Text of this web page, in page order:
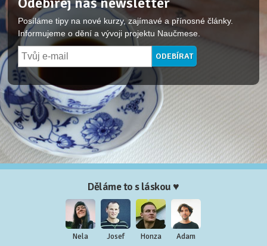
Posíláme tipy na nové kurzy, zajímavé a přínosné články.
Informujeme o dění a vývoji projektu Naučmese.
Děláme to s láskou ♥
Nela Josef Honza Adam